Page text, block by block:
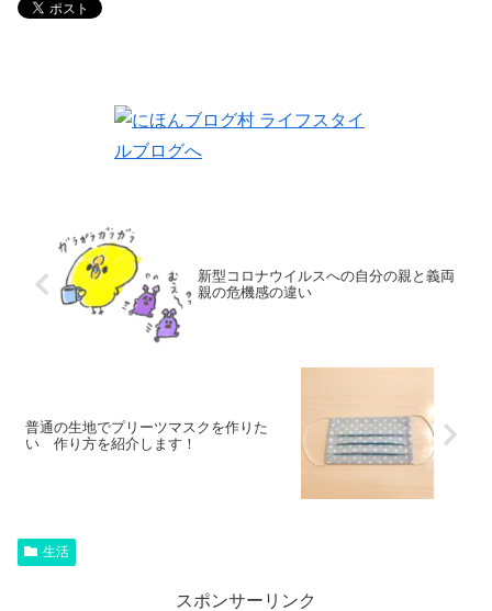
新型コロナウイルスへの自分の親と義両
親の危機感の違い
普通の生地でプリーツマスクを作りた
い 作り方を紹介します！
生活
スポンサーリンク